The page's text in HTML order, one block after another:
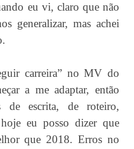
eu vi, claro que não
generalizar, mas achei
carreira” no MV do
a me adaptar, então
de escrita, de roteiro,
eu posso dizer que
que 2018. Erros no